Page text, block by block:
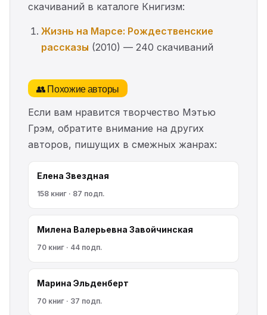
скачиваний в каталоге Книгизм:
Жизнь на Марсе: Рождественские
рассказы (2010) — 240 скачиваний
👥 Похожие авторы
Если вам нравится творчество Мэтью
Грэм, обратите внимание на других
авторов, пишущих в смежных жанрах:
Елена Звездная
158 книг · 87 подп.
Милена Валерьевна Завойчинская
70 книг · 44 подп.
Марина Эльденберт
70 книг · 37 подп.